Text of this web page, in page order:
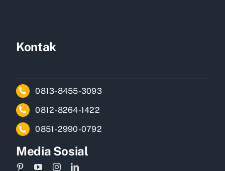
Kontak
0813-8455-3093
0812-8264-1422
0851-2990-0792
Media Sosial